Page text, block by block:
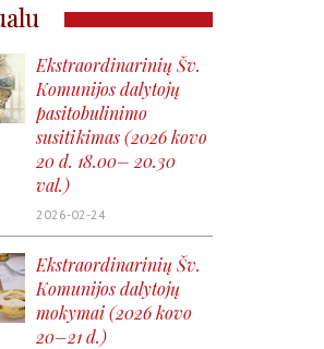
Ekstraordinarinių Šv.
Komunijos dalytojų
pasitobulinimo
susitikimas (2026 kovo
20 d. 18.00– 20.30
val.)
2026-02-24
Ekstraordinarinių Šv.
Komunijos dalytojų
mokymai (2026 kovo
20–21 d.)